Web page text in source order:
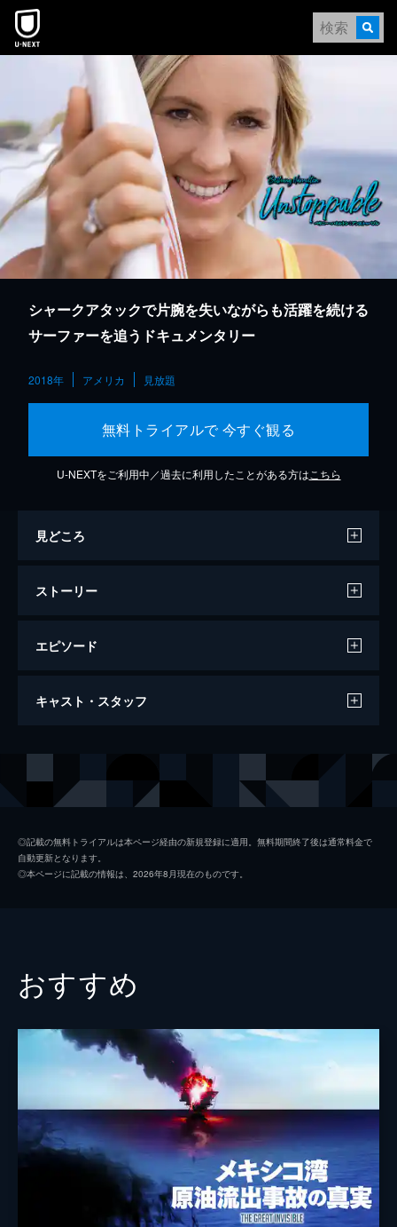
本文へスキップ
シャークアタックで片腕を失いながらも活躍を続ける
サーファーを追うドキュメンタリー
2018年 アメリカ 見放題
無料トライアルで 今すぐ観る
U-NEXTをご利用中／過去に利用したことがある方は こちら
見どころ
ストーリー
エピソード
ベサニー・ハミルトン：アンストッパブル
キャスト・スタッフ
アーロン・リーバー
◎記載の無料トライアルは本ページ経由の新規登録に適用。無料期間終了後は通常料金で
自動更新となります。
◎本ページに記載の情報は、2026年8月現在のものです。
おすすめ